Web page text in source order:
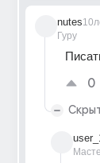
nutes
Гуру
0